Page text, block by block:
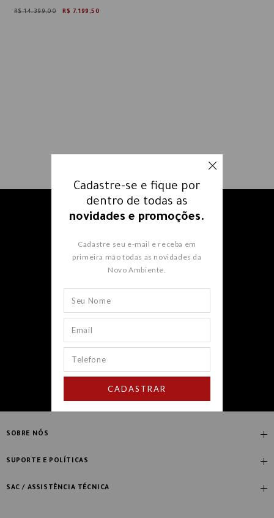
R$ 14.399,00 R$ 7.199,50
Receba nossos e-mails e fique
novidades e promoções.
SOBRE NÓS
Quem Somos
SUPORTE E POLÍTICAS
Compre com Especialista
SAC / ASSISTÊNCIA TÉCNICA
Cadastre-se e fique por
dentro de todas as
novidades e promoções.
Cadastre seu e-mail e receba em
primeira mão todas as novidades da
Novo Ambiente.
CADASTRAR